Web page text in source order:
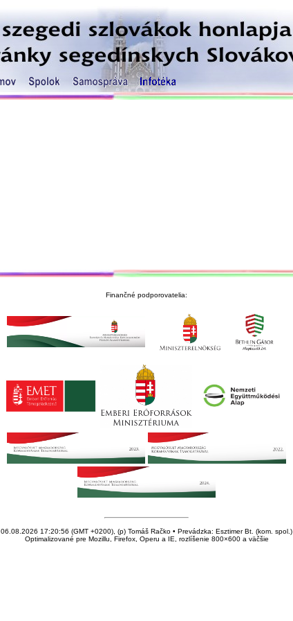
Finančné podporovatelia:
06.08.2026 17:20:56 (GMT +0200), (p) Tomáš Račko • Prevádzka: Esztimer Bt. (kom. spol.)
Optimalizované pre Mozillu, Firefox, Operu a IE, rozlíšenie 800×600 a väčšie